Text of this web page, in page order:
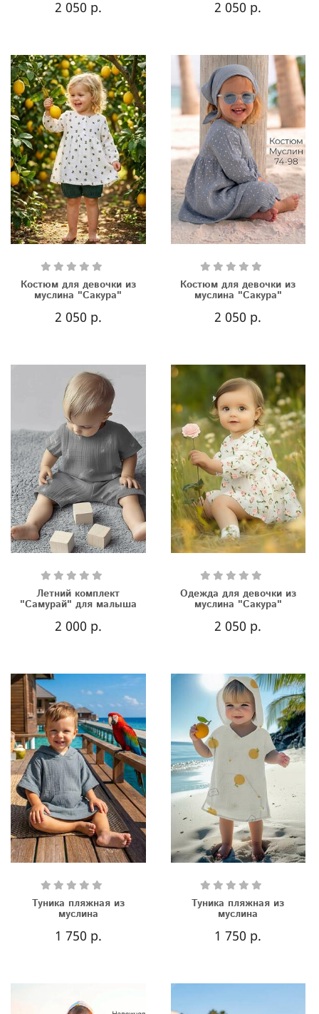
2 050 р. 2 050 р.
Костюм для девочки из
муслина "Сакура"
2 050 р.
Костюм для девочки из
муслина "Сакура"
2 050 р.
Летний комплект
"Самурай" для малыша
2 000 р.
Одежда для девочки из
муслина "Сакура"
2 050 р.
Туника пляжная из
муслина
1 750 р.
Туника пляжная из
муслина
1 750 р.